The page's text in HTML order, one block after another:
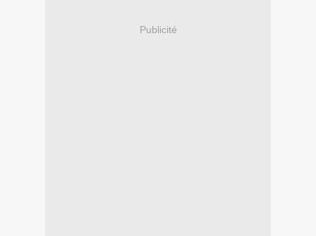
Publicité